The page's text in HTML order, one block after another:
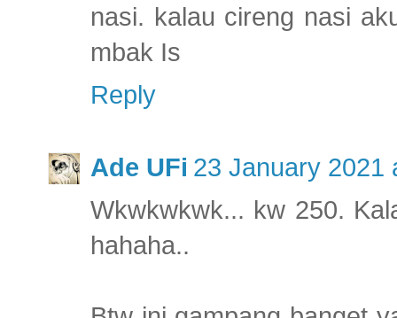
nasi. kalau cireng nasi
mbak Is
Reply
Ade UFi 23 January 2021
Wkwkwkwk... kw 250.
hahaha..